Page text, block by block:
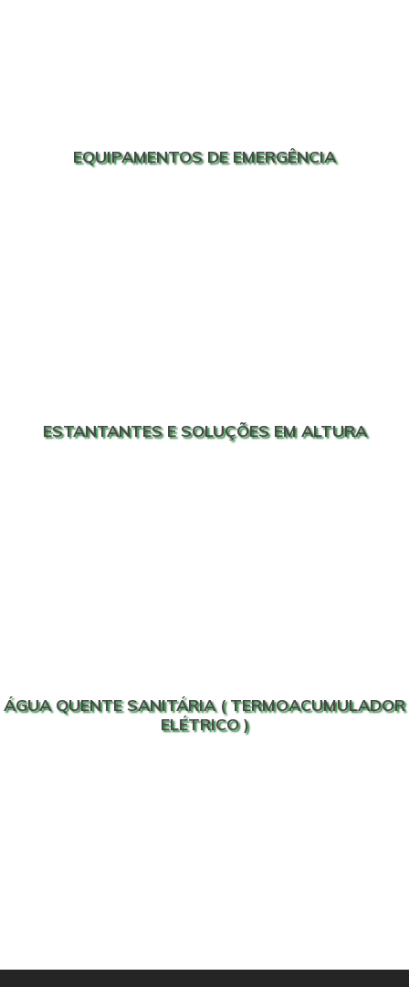
EQUIPAMENTOS DE EMERGÊNCIA
ESTANTANTES E SOLUÇÕES EM ALTURA
ÁGUA QUENTE SANITÁRIA ( TERMOACUMULADOR
ELÉTRICO )